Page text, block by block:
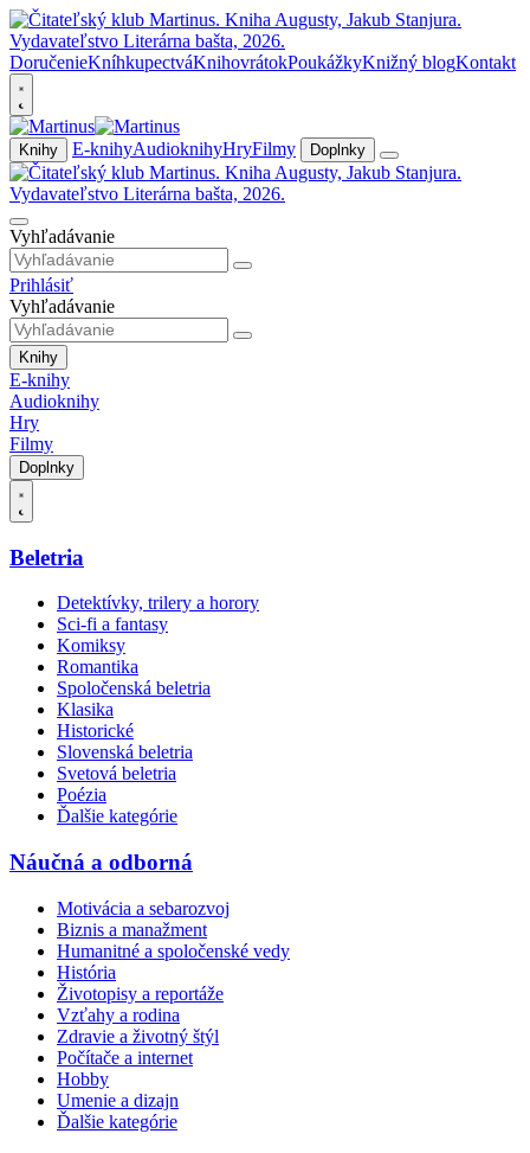
DoručenieKníhkupectváKnihovrátokPoukážkyKnižný blogKontakt
Knihy E-knihyAudioknihyHryFilmy Doplnky
Vyhľadávanie
Prihlásiť
Vyhľadávanie
Knihy
E-knihy
Audioknihy
Hry
Filmy
Doplnky
Beletria
Detektívky, trilery a horory
Sci-fi a fantasy
Komiksy
Romantika
Spoločenská beletria
Klasika
Historické
Slovenská beletria
Svetová beletria
Poézia
Ďalšie kategórie
Náučná a odborná
Motivácia a sebarozvoj
Biznis a manažment
Humanitné a spoločenské vedy
História
Životopisy a reportáže
Vzťahy a rodina
Zdravie a životný štýl
Počítače a internet
Hobby
Umenie a dizajn
Ďalšie kategórie